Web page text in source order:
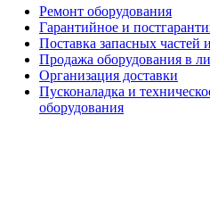
Ремонт оборудования
Гарантийное и
Поставка запасных частей
Продажа оборудования в
Организация доставки
Пусконаладка и
оборудования